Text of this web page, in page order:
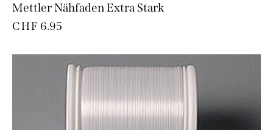
Mettler Nähfaden Extra Stark
CHF 6.95